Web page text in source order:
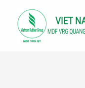
Điều
hướng